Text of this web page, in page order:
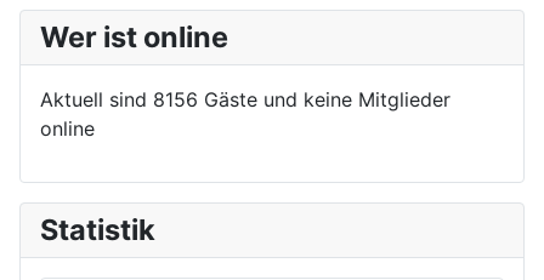
Wer ist online
Aktuell sind 8156 Gäste und keine Mitglieder
online
Statistik